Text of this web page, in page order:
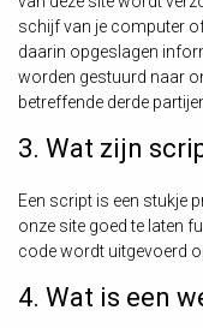
schijf van je computer
daarin opgeslagen
worden gestuurd naar
betreffende derde
3. Wat zijn
Een script is een stukje
onze site goed te laten
code wordt uitgevoerd
4. Wat is een